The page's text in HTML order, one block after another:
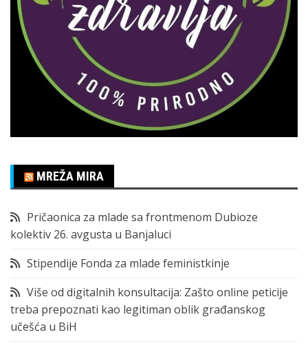
MREŽA MIRA
Pričaonica za mlade sa frontmenom Dubioze
kolektiv 26. avgusta u Banjaluci
Stipendije Fonda za mlade feministkinje
Više od digitalnih konsultacija: Zašto online peticije
treba prepoznati kao legitiman oblik građanskog
učešća u BiH